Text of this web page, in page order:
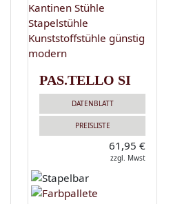
PAS.TELLO SI
DATENBLATT
PREISLISTE
61,95 €
zzgl. Mwst